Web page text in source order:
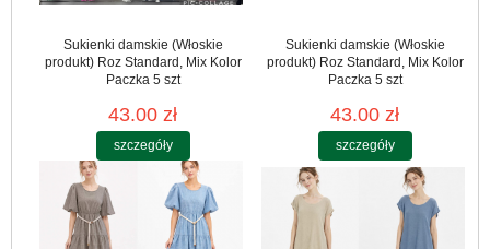
Sukienki damskie (Włoskie
produkt) Roz Standard, Mix Kolor
Paczka 5 szt
43.00 zł
szczegóły
Sukienki damskie (Włoskie
produkt) Roz Standard, Mix Kolor
Paczka 5 szt
43.00 zł
szczegóły